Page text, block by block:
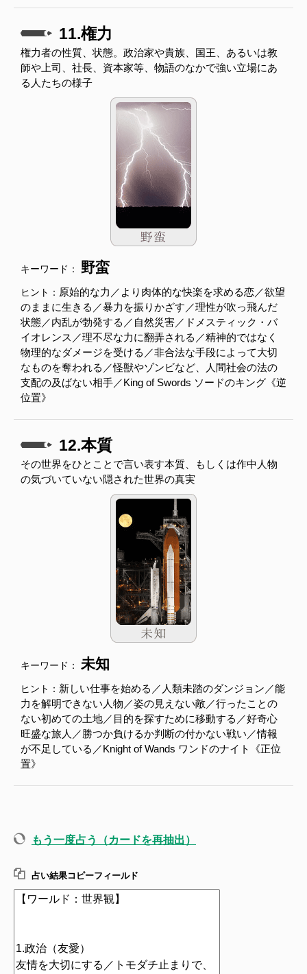
11.権力
権力者の性質、状態。政治家や貴族、国王、あるいは教
師や上司、社長、資本家等、物語のなかで強い立場にあ
る人たちの様子
キーワード： 野蛮
ヒント： 原始的な力／より肉体的な快楽を求める恋／欲望
のままに生きる／暴力を振りかざす／理性が吹っ飛んだ
状態／内乱が勃発する／自然災害／ドメスティック・バ
イオレンス／理不尽な力に翻弄される／精神的ではなく
物理的なダメージを受ける／非合法な手段によって大切
なものを奪われる／怪獣やゾンビなど、人間社会の法の
支配の及ばない相手／King of Swords ソードのキング《逆
位置》
12.本質
その世界をひとことで言い表す本質、もしくは作中人物
の気づいていない隠された世界の真実
キーワード： 未知
ヒント： 新しい仕事を始める／人類未踏のダンジョン／能
力を解明できない人物／姿の見えない敵／行ったことの
ない初めての土地／目的を探すために移動する／好奇心
旺盛な旅人／勝つか負けるか判断の付かない戦い／情報
が不足している／Knight of Wands ワンドのナイト《正位
置》
もう一度占う（カードを再抽出）
占い結果コピーフィールド